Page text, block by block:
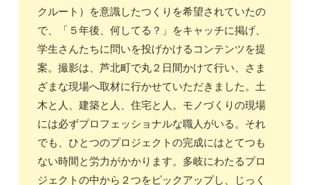
クルート）を意識したつくりを希望されていたの
で、「５年後、何してる？」をキャッチに掲げ、
学生さんたちに問いを投げかけるコンテンツを提
案。撮影は、芦北町で丸２日間かけて行い、さま
ざまな現場へ取材に行かせていただきました。土
木と人、建築と人、住宅と人。モノづくりの現場
には必ずプロフェッショナルな職人がいる。それ
でも、ひとつのプロジェクトの完成にはとてつも
ない時間と労力がかかります。多岐にわたるプロ
ジェクトの中から２つをピックアップし、じっく